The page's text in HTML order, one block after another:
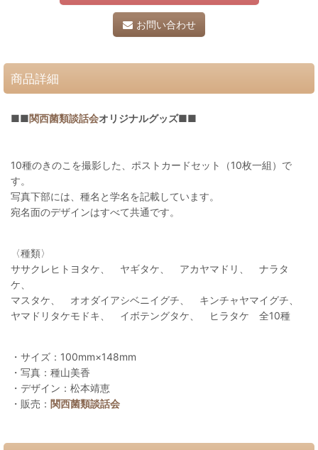
お問い合わせ
商品詳細
■■関西菌類談話会オリジナルグッズ■■
10種のきのこを撮影した、ポストカードセット（10枚一組）で
す。
写真下部には、種名と学名を記載しています。
宛名面のデザインはすべて共通です。
〈種類〉
ササクレヒトヨタケ、 ヤギタケ、 アカヤマドリ、 ナラタ
ケ、
マスタケ、 オオダイアシベニイグチ、 キンチャヤマイグチ、
ヤマドリタケモドキ、 イボテングタケ、 ヒラタケ 全10種
・サイズ：100mm×148mm
・写真：種山美香
・デザイン：松本靖恵
・販売： 関西菌類談話会